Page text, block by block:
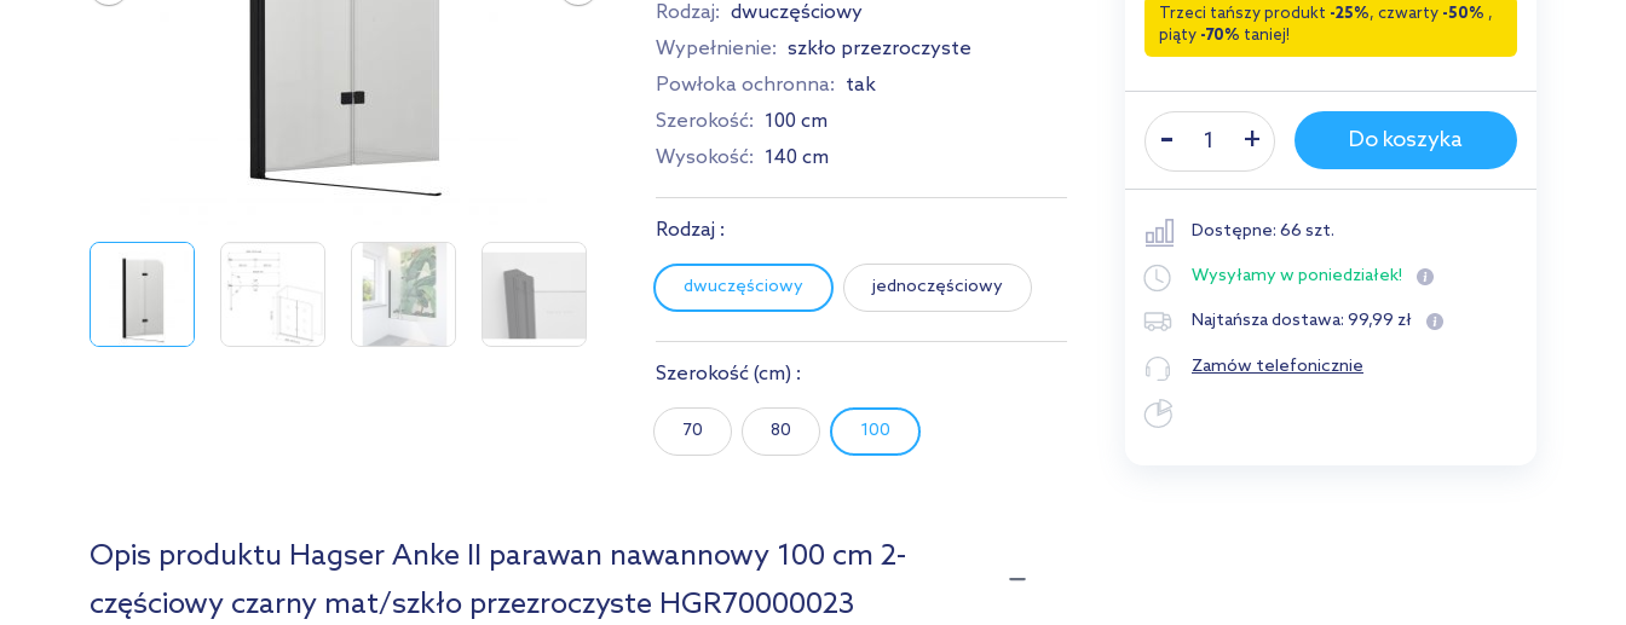
Rodzaj: dwuczęściowy
Wypełnienie: szkło przezroczyste
Powłoka ochronna: tak
Szerokość: 100 cm
Wysokość: 140 cm
Rodzaj :
dwuczęściowy jednoczęściowy
Szerokość (cm) :
70 80 100
Trzeci tańszy produkt -25%, czwarty -50% ,
piąty -70% taniej!
Do koszyka
Dostępne: 66 szt.
Wysyłamyw poniedziałek!
Najtańsza dostawa: 99,99 zł
Zamów telefonicznie
Opis produktu Hagser Anke II parawan nawannowy 100 cm 2-
częściowy czarny mat/szkło przezroczyste HGR70000023